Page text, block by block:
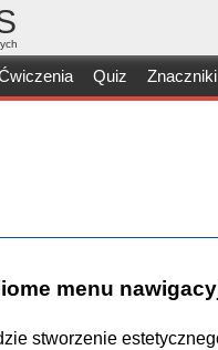
Quiz Znaczniki
menu
stworzenie